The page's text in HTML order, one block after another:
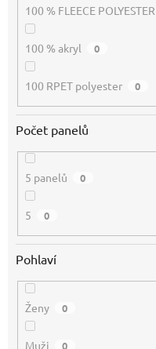
100 % FLEECE POLYESTER
100 % akryl 0
100 RPET polyester 0
Počet panelů
5 panelů 0
5 0
Pohlaví
Ženy 0
Muži 0